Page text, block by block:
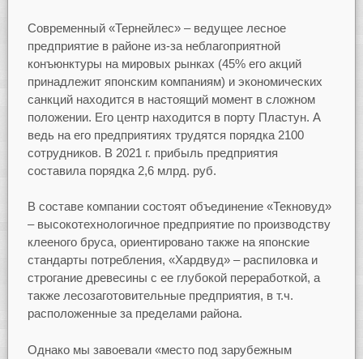
Современный «Тернейлес» – ведущее лесное
предприятие в районе из-за неблагоприятной
конъюнктуры на мировых рынках (45% его акций
принадлежит японским компаниям) и экономических
санкций находится в настоящий момент в сложном
положении. Его центр находится в порту Пластун. А
ведь на его предприятиях трудятся порядка 2100
сотрудников. В 2021 г. прибыль предприятия
составила порядка 2,6 млрд. руб.
В составе компании состоят объединение «Текновуд»
– высокотехнологичное предприятие по производству
клееного бруса, ориентировано также на японские
стандарты потребления, «Хардвуд» – распиловка и
строгание древесины с ее глубокой переработкой, а
также лесозаготовительные предприятия, в т.ч.
расположенные за пределами района.
Однако мы завоевали «место под зарубежным